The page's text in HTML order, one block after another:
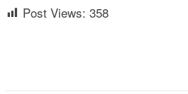
Post Views: 358